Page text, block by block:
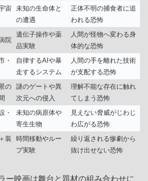
宙 未知の生命体と
の遭遇
正体不明の捕食者に追
われる恐怖
院
遺伝子操作や薬
品実験
人間が怪物へ変わる身
体的な恐怖
・
自律するAIや暴
走するシステム
人間の手を離れた技術
が支配する恐怖
の 謎のゲートや異
次元への侵入
理解不能な存在に触れ
てしまう恐怖
・
未知の病原体や
寄生生物
見えない脅威がじわじ
わ広がる恐怖
装
時間移動やルー
プ実験
繰り返される惨劇から
抜け出せない恐怖
ー映画は舞台と題材の組み合わせに